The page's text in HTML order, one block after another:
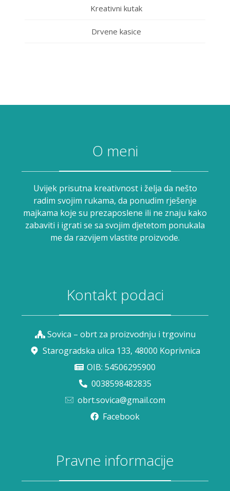
Kreativni kutak
Drvene kasice
O meni
Uvijek prisutna kreativnost i želja da nešto
radim svojim rukama, da ponudim rješenje
majkama koje su prezaposlene ili ne znaju kako
zabaviti i igrati se sa svojim djetetom ponukala
me da razvijem vlastite proizvode.
Kontakt podaci
Sovica – obrt za proizvodnju i trgovinu
Starogradska ulica 133, 48000 Koprivnica
OIB: 54506295900
0038598482835
obrt.sovica@gmail.com
Facebook
Pravne informacije